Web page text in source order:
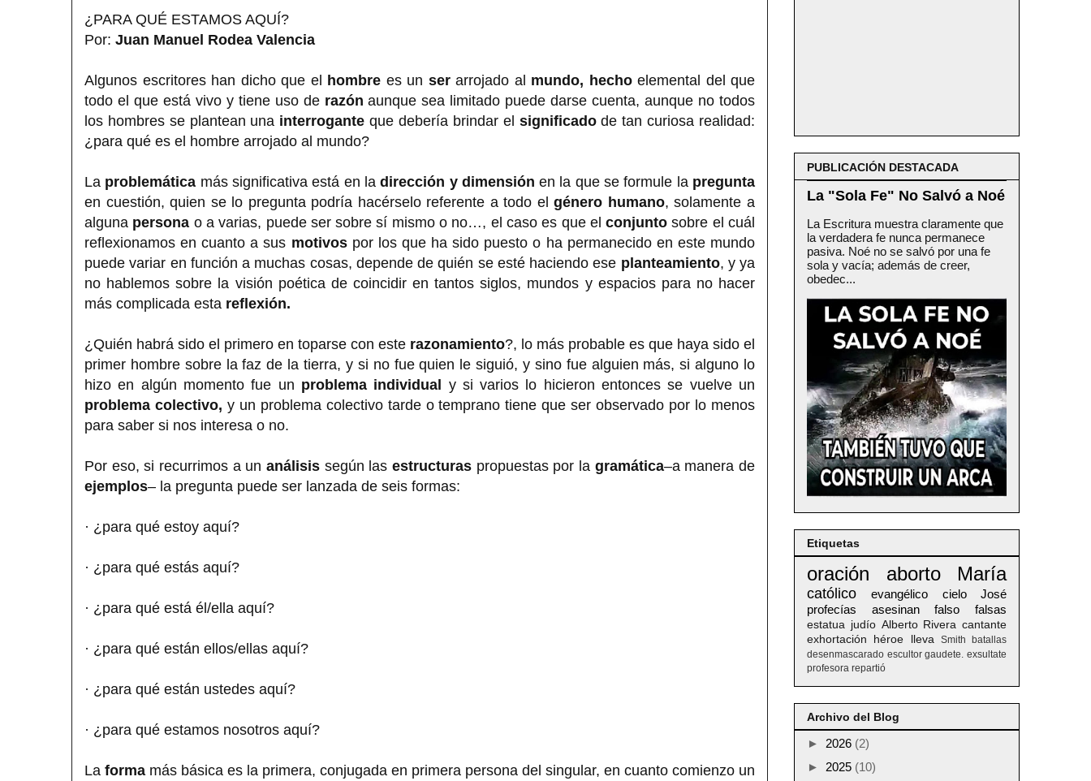
¿PARA QUÉ ESTAMOS AQUÍ?
Por: Juan Manuel Rodea Valencia
Algunos escritores han dicho que el hombre es un serarrojado al mundo, hechoelemental del que
todo el que está vivo y tiene uso de razón aunque sea limitado puede darse cuenta, aunque no todos
los hombres se plantean una interrogante que debería brindar el significadode tan curiosa realidad:
¿para qué es el hombre arrojado al mundo?
La problemática más significativa está en ladirección y dimensiónen la que se formule la pregunta
en cuestión, quien se lo pregunta podría hacérselo referente a todo elgénero humano, solamente a
alguna persona o a varias, puede ser sobre sí mismo o no…, el caso es que elconjunto sobre el cuál
reflexionamos en cuanto a sus motivospor los que ha sido puesto o ha permanecido en este mundo
puede variar en función a muchas cosas, depende de quién se esté haciendo ese planteamiento, y ya
no hablemos sobre la visión poética de coincidir en tantos siglos, mundos y espacios para no hacer
más complicada esta reflexión.
¿Quién habrá sido el primero en toparse con este razonamiento?, lo más probable es que haya sido el
primer hombre sobre la faz de la tierra, y si no fue quien le siguió, y sino fue alguien más, si alguno lo
hizo en algún momento fue un problema individual y si varios lo hicieron entonces se vuelve un
problema colectivo, y un problema colectivo tarde o temprano tiene que ser observado por lo menos
para saber si nos interesa o no.
Por eso, si recurrimos a un análisis según las estructuras propuestas por la gramática–a manera de
ejemplos– la pregunta puede ser lanzada de seis formas:
· ¿para qué estoy aquí?
· ¿para qué estás aquí?
· ¿para qué está él/ella aquí?
· ¿para qué están ellos/ellas aquí?
· ¿para qué están ustedes aquí?
· ¿para qué estamos nosotros aquí?
La forma más básica es la primera, conjugada en primera persona del singular, en cuanto comienzo un
PUBLICACIÓN DESTACADA
La "Sola Fe" No Salvó a Noé
La Escritura muestra claramente que
la verdadera fe nunca permanece
pasiva. Noé no se salvó por una fe
sola y vacía; además de creer,
obedec...
Etiquetas
oración aborto María
católico evangélico cielo
José
profecías
asesinan falso falsas
estatua judío Alberto Rivera cantante
exhortación
héroe lleva Smith
batallas
desenmascarado escultor gaudete. exsultate
profesora repartió
Archivo del Blog
► 2026 (2)
► 2025 (10)